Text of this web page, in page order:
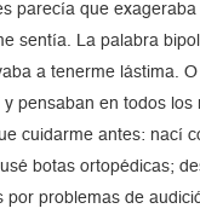
parecía que
sentía. La palabra
a tenerme lástima.
pensaban en todos los
cuidarme antes: nací
botas ortopédicas;
por problemas de